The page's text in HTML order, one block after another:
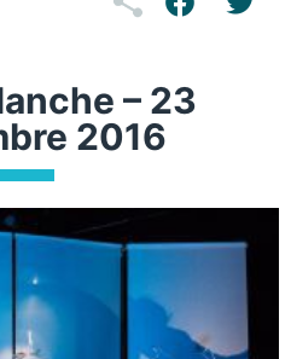
– 23
2016